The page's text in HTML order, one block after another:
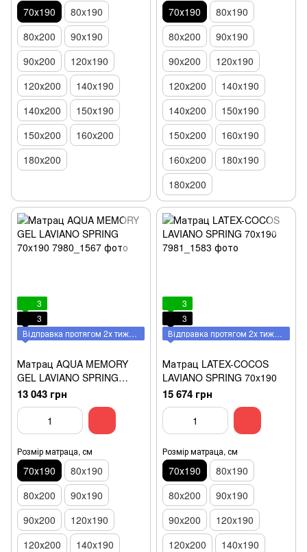
70х190
80x190
80x200
90x190
90x200
120x190
120х200
140x190
140х200
150х190
150x200
160x200
180х200
70х190
80x190
80x200
90x190
90x200
120x190
120х200
140x190
140х200
150х190
150x200
160x190
160x200
180x190
180х200
3
3
Відправка протягом 2х тижнів
Матрац AQUA MEMORY
GEL LAVIANO SPRING
70x190
13 043 грн
Розмір матраца, см
70х190
80x190
80x200
90x190
90x200
120x190
120х200
140x190
3
3
Відправка протягом 2х тижнів
Матрац LATEX-COCOS
LAVIANO SPRING 70x190
15 674 грн
Розмір матраца, см
70х190
80x190
80x200
90x190
90x200
120x190
120х200
140x190